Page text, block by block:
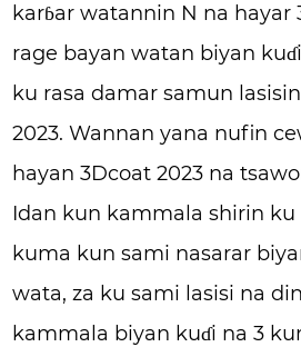
karɓar watannin N na hayar
rage bayan watan biyan
ku rasa damar samun
2023. Wannan yana nufin
hayan 3Dcoat 2023 na
Idan kun kammala shirin
kuma kun sami nasarar
wata, za ku sami lasisi na
kammala biyan kuɗi na 3